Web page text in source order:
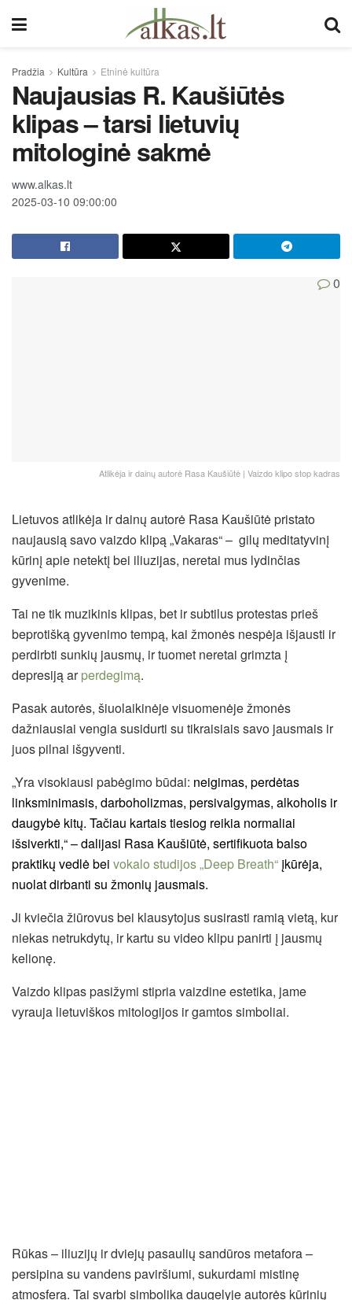
Pradžia Kultūra Etninė kultūra
Naujausias R. Kaušiūtės
klipas – tarsi lietuvių
mitologinė sakmė
www.alkas.lt
2025-03-10 09:00:00
0
Atlikėja ir dainų autorė Rasa Kaušiūtė | Vaizdo klipo stop kadras
Lietuvos atlikėja ir dainų autorė Rasa Kaušiūtė pristato
naujausią savo vaizdo klipą „Vakaras“ – gilų meditatyvinį
kūrinį apie netektį bei iliuzijas, neretai mus lydinčias
gyvenime.
Tai ne tik muzikinis klipas, bet ir subtilus protestas prieš
beprotišką gyvenimo tempą, kai žmonės nespėja išjausti ir
perdirbti sunkių jausmų, ir tuomet neretai grimzta į
depresiją arperdegimą.
Pasak autorės, šiuolaikinėje visuomenėje žmonės
dažniausiai vengia susidurti su tikraisiais savo jausmais ir
juos pilnai išgyventi.
„Yra visokiausi pabėgimo būdai: neigimas, perdėtas
linksminimasis, darboholizmas, persivalgymas, alkoholis ir
daugybė kitų. Tačiau kartais tiesiog reikia normaliai
išsiverkti,“ – dalijasi Rasa Kaušiūtė, sertifikuota balso
praktikų vedlė bei vokalo studijos „Deep Breath“ įkūrėja,
nuolat dirbanti su žmonių jausmais.
Ji kviečia žiūrovus bei klausytojus susirasti ramią vietą, kur
niekas netrukdytų, ir kartu su video klipu panirti į jausmų
kelionę.
Vaizdo klipas pasižymi stipria vaizdine estetika, jame
vyrauja lietuviškos mitologijos ir gamtos simboliai.
Rūkas – iliuzijų ir dviejų pasaulių sandūros metafora –
persipina su vandens paviršiumi, sukurdami mistinę
atmosferą. Tai svarbi simbolika daugelyje autorės kūrinių